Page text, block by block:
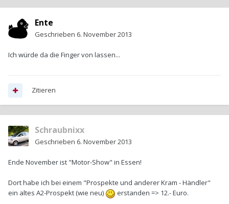
Ente
Geschrieben 6. November 2013
Ich würde da die Finger von lassen...
Zitieren
Schraubnixx
Geschrieben 6. November 2013
Ende November ist "Motor-Show" in Essen!
Dort habe ich bei einem "Prospekte und anderer Kram - Händler"
ein altes A2-Prospekt (wie neu)
erstanden => 12.- Euro.